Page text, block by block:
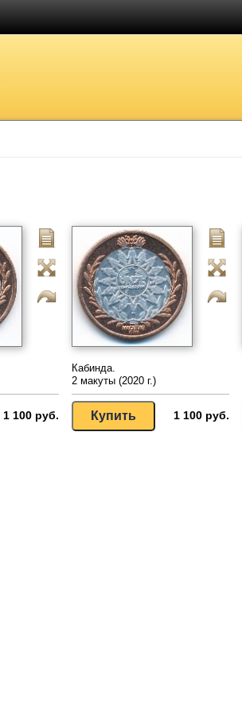
1 100 руб.
Кабинда.
2 макуты (2020 г.)
1 100 руб.